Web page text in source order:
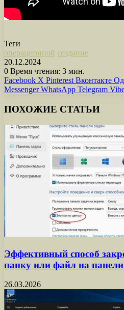
Теги
операционной создание
20.12.2024
0 Время чтения: 3 мин.
Facebook X Pinterest Вконтакте
Messenger WhatsApp Telegram
ПОХОЖИЕ СТАТЬИ
Эффективный способ
папку или файл на
26.03.2026